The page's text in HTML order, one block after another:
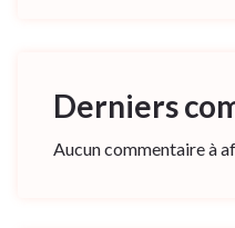
Derniers
Aucun commentaire à